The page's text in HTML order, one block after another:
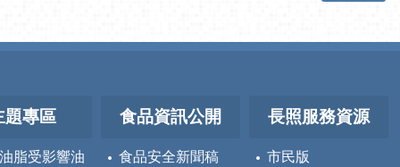
題專區
脂受影響油
食品資訊公開
食品安全新聞稿
長照服務資源
市民版